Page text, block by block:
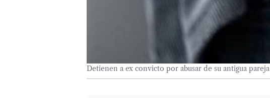
Detienen a ex convicto por abusar de su antigua pareja